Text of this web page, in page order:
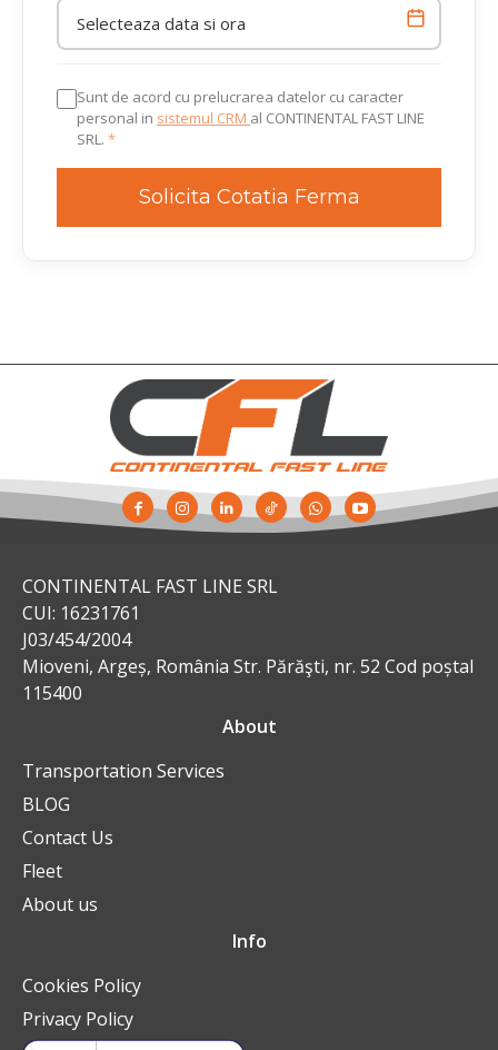
Sunt de acord cu prelucrarea datelor cu caracter
personal in sistemul CRM al CONTINENTAL FAST LINE
SRL. *
Solicita Cotatia Ferma
CONTINENTAL FAST LINE SRL
CUI: 16231761
J03/454/2004
Mioveni, Argeș, România Str. Părăşti, nr. 52 Cod poștal
115400
About
Transportation Services
BLOG
Contact Us
Fleet
About us
Info
Cookies Policy
Privacy Policy